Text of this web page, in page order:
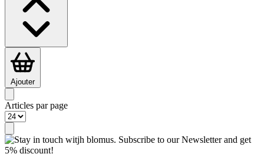
Ajouter
Articles par page